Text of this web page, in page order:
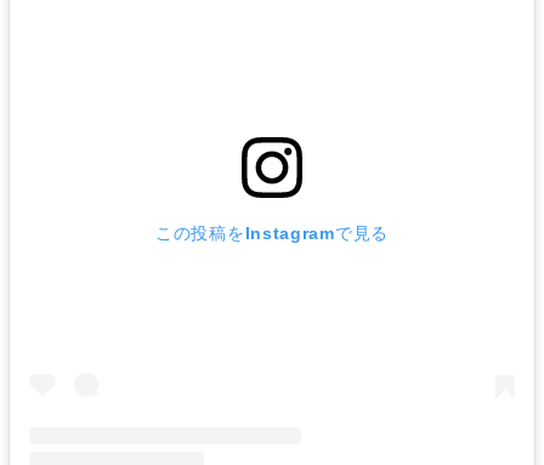
この投稿をInstagramで見る